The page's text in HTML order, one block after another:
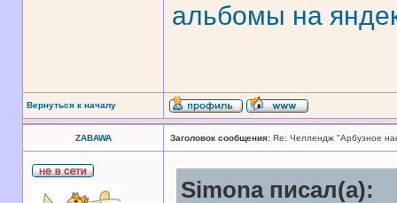
альбомы на
Вернуться к началу
ZABAWA Заголовок сообщения: Re: Челлендж "Арбузное
Simona писал(а):